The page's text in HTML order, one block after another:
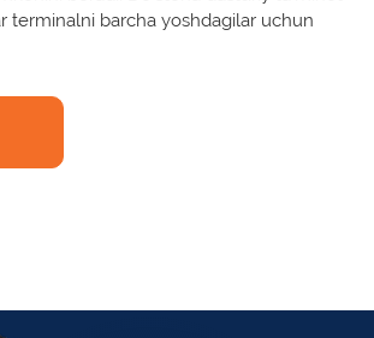
terminalni barcha yoshdagilar uchun